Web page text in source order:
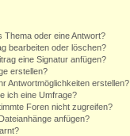
Thema oder eine Antwort?
bearbeiten oder löschen?
eine Signatur anfügen?
erstellen?
Antwortmöglichkeiten erstellen?
ich eine Umfrage?
Foren nicht zugreifen?
anfügen?